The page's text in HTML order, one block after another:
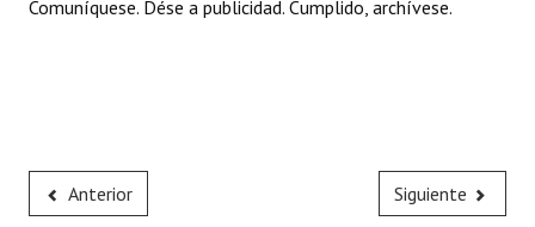
Comuníquese. Dése a publicidad. Cumplido, archívese.
Anterior Siguiente